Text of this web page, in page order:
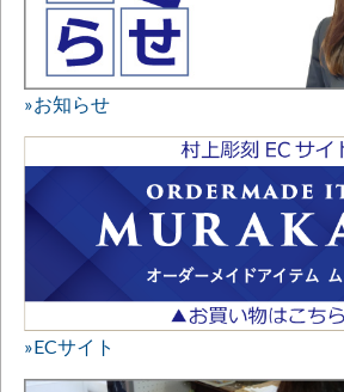
»お知らせ
»ECサイト